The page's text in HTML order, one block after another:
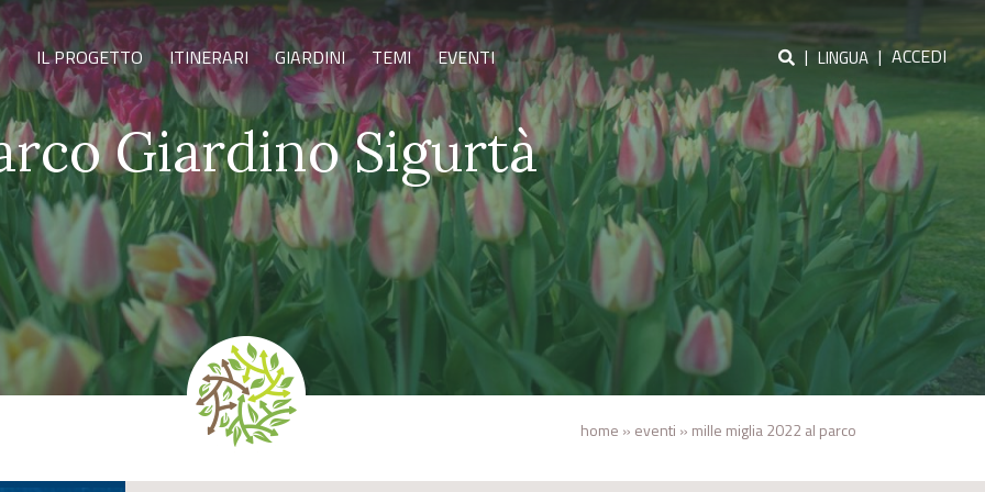
IL PROGETTO ITINERARI GIARDINI TEMI EVENTI | LINGUA | ACCEDI
Giardino Sigurtà
home » eventi » mille miglia 2022 al parco